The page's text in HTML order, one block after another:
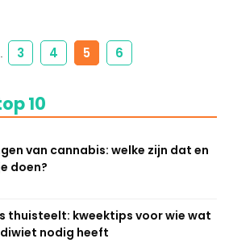
3 4 5 6
10
van cannabis: welke zijn dat en
doen?
thuisteelt: kweektips voor wie wat
nodig heeft